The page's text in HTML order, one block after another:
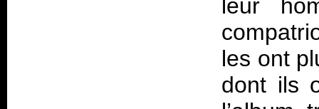
leur
les ont
dont ils